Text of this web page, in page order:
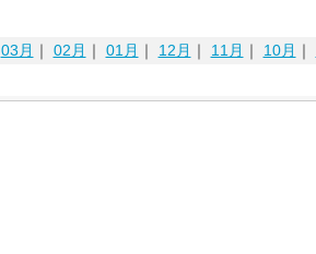
03月 ｜ 02月 ｜ 01月 ｜ 12月 ｜ 11月 ｜ 10月 ｜